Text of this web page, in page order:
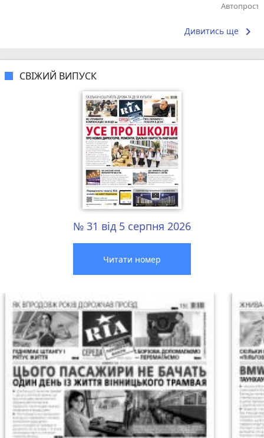
Дивитись ще keyboard_arrow_right
СВІЖИЙ ВИПУСК
№ 31 від 5 серпня 2026
Читати номер